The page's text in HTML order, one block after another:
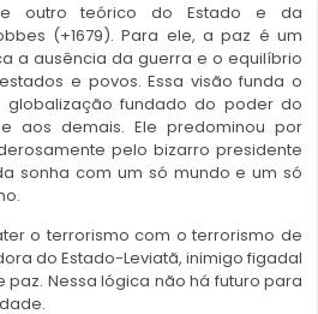
outro teórico do Estado e da
(+1679). Para ele, a paz é um
a ausência da guerra e o equilíbrio
e povos. Essa visão funda o
fundado do poder do
aos demais. Ele predominou por
pelo bizarro presidente
sonha com um só mundo e um só
o terrorismo com o terrorismo de
do Estado-Leviatã, inimigo figadal
Nessa lógica não há futuro para